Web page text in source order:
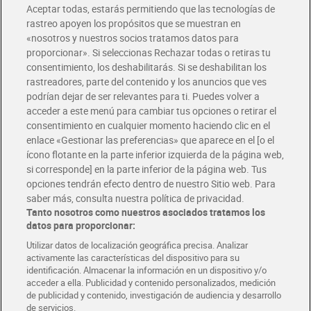
Envío estandar por 4,99€
Glovo y Uber Eats
Solicita tu factura de Glovo o Uber Eats
Únete al CLUB Dia
Disfruta las ventajas y ofertas exclusivas.
Descárgate la APP Dia
Folletos y Tiendas
Descubre las mejores ofertas y busca tu tienda más cercana
Tarjeta MaX Dia
Te devuelve hasta 8€/mes de tus compras.
¡Solicita tu tarjeta de crédito aquí!
COMER MEJOR CADA DIA
COLABORA CON DIA ABRE TU TIENDA DIA CORPORATE
Aceptar todas, estarás permitiendo que las tecnologías de
rastreo apoyen los propósitos que se muestran en
«nosotros y nuestros socios tratamos datos para
proporcionar». Si seleccionas Rechazar todas o retiras tu
consentimiento, los deshabilitarás. Si se deshabilitan los
rastreadores, parte del contenido y los anuncios que ves
podrían dejar de ser relevantes para ti. Puedes volver a
acceder a este menú para cambiar tus opciones o retirar el
consentimiento en cualquier momento haciendo clic en el
enlace «Gestionar las preferencias» que aparece en el [o el
ícono flotante en la parte inferior izquierda de la página web,
si corresponde] en la parte inferior de la página web. Tus
opciones tendrán efecto dentro de nuestro Sitio web. Para
saber más, consulta nuestra política de privacidad.
Tanto nosotros como nuestros asociados tratamos los
datos para proporcionar:
Utilizar datos de localización geográfica precisa. Analizar
activamente las características del dispositivo para su
identificación. Almacenar la información en un dispositivo y/o
acceder a ella. Publicidad y contenido personalizados, medición
de publicidad y contenido, investigación de audiencia y desarrollo
de servicios.